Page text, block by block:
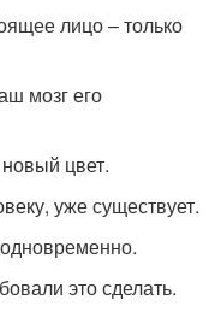
лицо – только
мозг его
цвет.
уже существует.
это сделать.